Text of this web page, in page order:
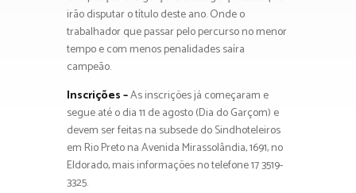
irão disputar o título deste ano. Onde o
trabalhador que passar pelo percurso no menor
tempo e com menos penalidades saíra
campeão.
Inscrições –As inscrições já começaram e
segue até o dia 11 de agosto (Dia do Garçom) e
devem ser feitas na subsede do Sindhoteleiros
em Rio Preto na Avenida Mirassolândia, 1691, no
Eldorado, mais informações no telefone 17 3519-
3325.